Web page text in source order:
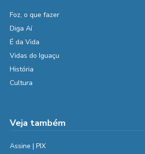
Foz, o que fazer
Diga Aí
É da Vida
Vidas do Iguaçu
História
Cultura
Veja também
Assine | PIX